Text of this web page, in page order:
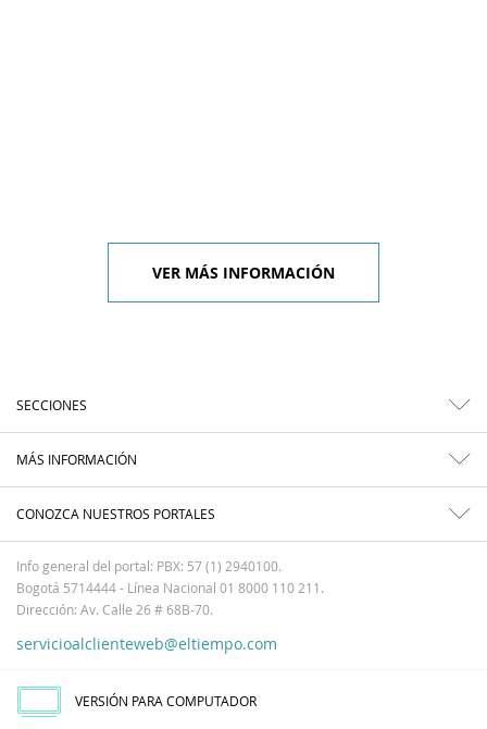
VER MÁS INFORMACIÓN
SECCIONES
MÁS INFORMACIÓN
CONOZCA NUESTROS PORTALES
Info general del portal: PBX: 57 (1) 2940100.
Bogotá 5714444 - Línea Nacional 01 8000 110 211.
Dirección: Av. Calle 26 # 68B-70.
servicioalclienteweb@eltiempo.com
VERSIÓN PARA COMPUTADOR